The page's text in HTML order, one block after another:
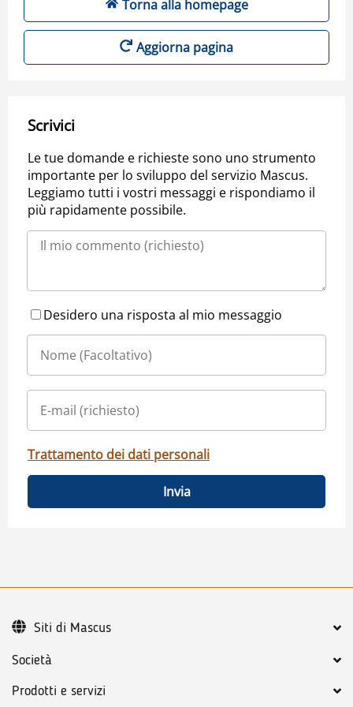
Torna alla homepage
Aggiorna pagina
Scrivici
Le tue domande e richieste sono uno strumento
importante per lo sviluppo del servizio Mascus.
Leggiamo tutti i vostri messaggi e rispondiamo il
più rapidamente possibile.
Desidero una risposta al mio messaggio
Trattamento dei dati personali
Invia
Società
Prodotti e servizi
Siti di Mascus